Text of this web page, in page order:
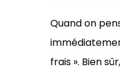
Quand on
frais ». Bien